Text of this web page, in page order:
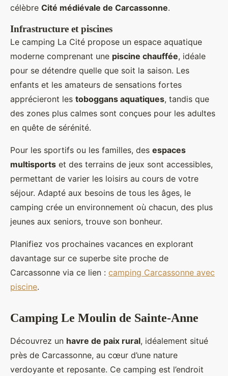
célèbre Cité médiévale de Carcassonne.
Infrastructure et piscines
Le camping La Cité propose un espace aquatique
moderne comprenant une piscine chauffée, idéale
pour se détendre quelle que soit la saison. Les
enfants et les amateurs de sensations fortes
apprécieront les toboggans aquatiques, tandis que
des zones plus calmes sont conçues pour les adultes
en quête de sérénité.
Pour les sportifs ou les familles, des espaces
multisports et des terrains de jeux sont accessibles,
permettant de varier les loisirs au cours de votre
séjour. Adapté aux besoins de tous les âges, le
camping crée un environnement où chacun, des plus
jeunes aux seniors, trouve son bonheur.
Planifiez vos prochaines vacances en explorant
davantage sur ce superbe site proche de
Carcassonne via ce lien : camping Carcassonne avec
piscine.
Camping Le Moulin de Sainte-Anne
Découvrez un havre de paix rural, idéalement situé
près de Carcassonne, au cœur d’une nature
verdoyante et reposante. Ce camping est l’endroit